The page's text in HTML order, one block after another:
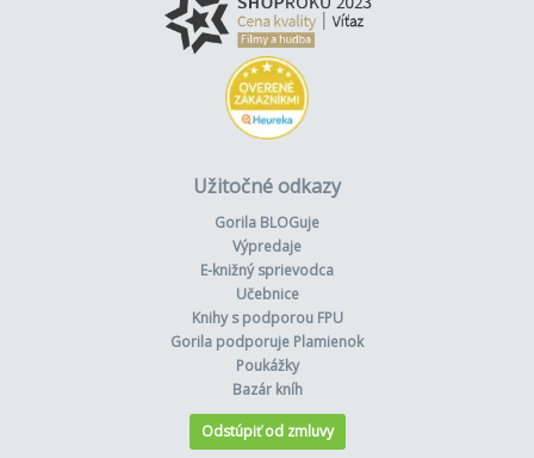
Užitočné odkazy
Gorila BLOGuje
Výpredaje
E-knižný sprievodca
Učebnice
Knihy s podporou FPU
Gorila podporuje Plamienok
Poukážky
Bazár kníh
Odstúpiť od zmluvy